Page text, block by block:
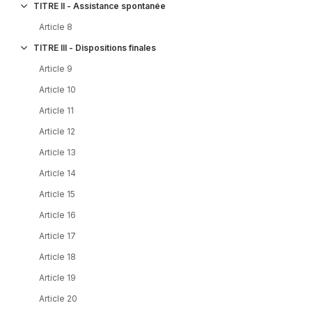
TITRE II - Assistance spontanée
Article 8
TITRE III - Dispositions finales
Article 9
Article 10
Article 11
Article 12
Article 13
Article 14
Article 15
Article 16
Article 17
Article 18
Article 19
Article 20